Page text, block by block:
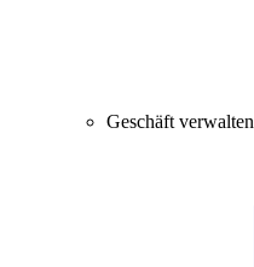
Geschäft verwalten